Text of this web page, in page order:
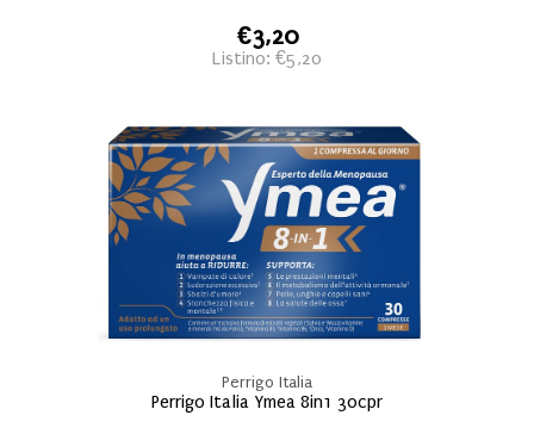
€3,20
Listino: €5,20
Perrigo Italia
Perrigo Italia Ymea 8in1 30cpr